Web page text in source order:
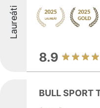
Laureáti
8.9
BULL SPORT